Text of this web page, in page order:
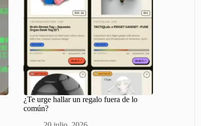
¿Te urge hallar un regalo fuera de lo
común?